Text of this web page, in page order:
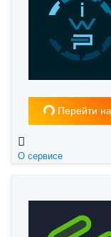
Загрузка... Перейти
О сервисе